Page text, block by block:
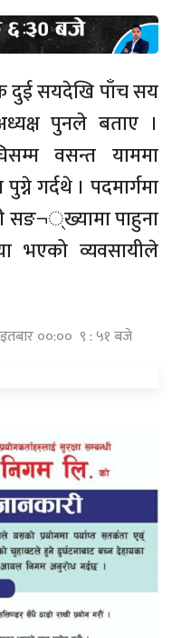
दुई सयदेखि पाँच सय
पुनले बताए ।
वसन्त याममा
गर्दथे । पदमार्गमा
सङ¬्ख्यामा पाहुना
भएको व्यवसायीले
००:०० ९ : ५१ बजे